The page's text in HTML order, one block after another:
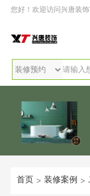
您好！欢迎访问兴唐装饰
首页 > 装修案例 >